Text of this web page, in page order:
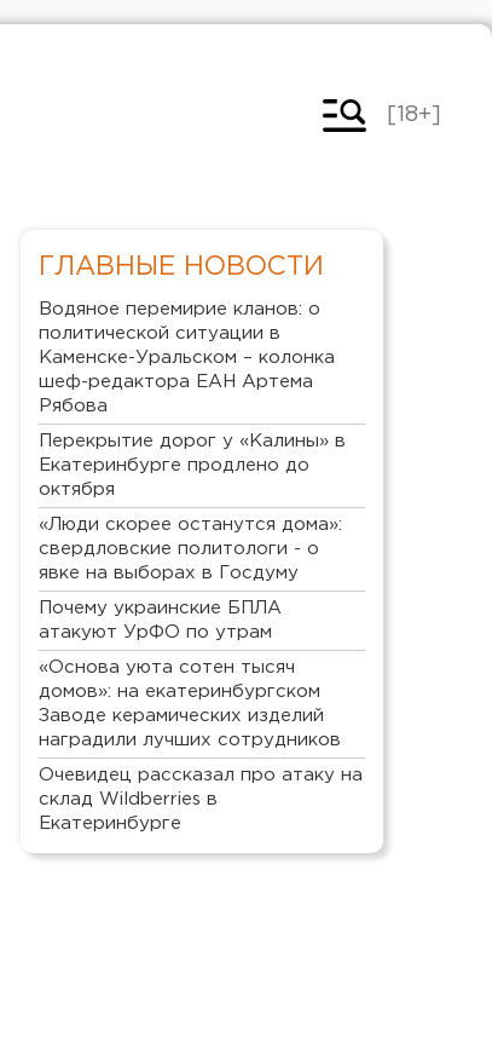
[18+]
ГЛАВНЫЕ НОВОСТИ
Водяное перемирие кланов: о
политической ситуации в
Каменске-Уральском – колонка
шеф-редактора ЕАН Артема
Рябова
Перекрытие дорог у «Калины» в
Екатеринбурге продлено до
октября
«Люди скорее останутся дома»:
свердловские политологи - о
явке на выборах в Госдуму
Почему украинские БПЛА
атакуют УрФО по утрам
«Основа уюта сотен тысяч
домов»: на екатеринбургском
Заводе керамических изделий
наградили лучших сотрудников
Очевидец рассказал про атаку на
склад Wildberries в
Екатеринбурге